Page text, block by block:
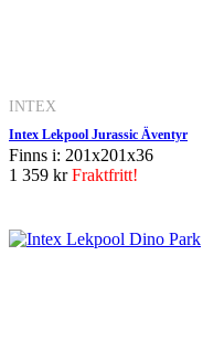
INTEX
Intex Lekpool Jurassic Äventyr
Finns i: 201x201x36
1 359 krFraktfritt!